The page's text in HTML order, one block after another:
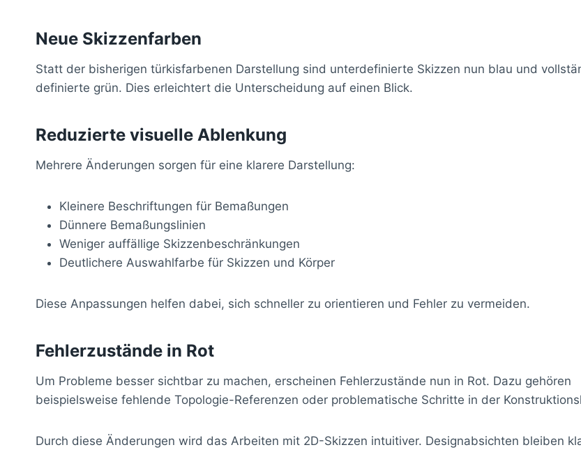
Neue Skizzenfarben
Statt der bisherigen türkisfarbenen Darstellung sind unterdefinierte Skizzen nun blau und
definierte grün. Dies erleichtert die Unterscheidung auf einen Blick.
Reduzierte visuelle Ablenkung
Mehrere Änderungen sorgen für eine klarere Darstellung:
Kleinere Beschriftungen für Bemaßungen
Dünnere Bemaßungslinien
Weniger auffällige Skizzenbeschränkungen
Deutlichere Auswahlfarbe für Skizzen und Körper
Diese Anpassungen helfen dabei, sich schneller zu orientieren und Fehler zu vermeiden.
Fehlerzustände in Rot
Um Probleme besser sichtbar zu machen, erscheinen Fehlerzustände nun in Rot. Dazu gehören
beispielsweise fehlende Topologie-Referenzen oder problematische Schritte in der
Durch diese Änderungen wird das Arbeiten mit 2D-Skizzen intuitiver. Designabsichten bleiben